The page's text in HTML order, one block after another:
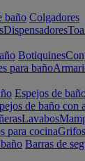
baño Colgadores
Dispensadores
Botiquines
para baño
Espejos de
de baño con
Lavabos
para cocina
Barras de